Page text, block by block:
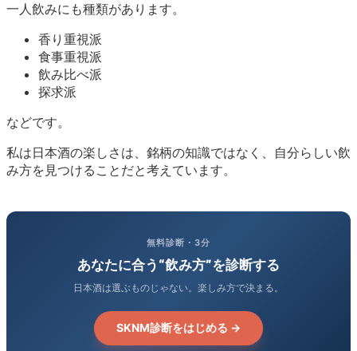
一人飲みにも種類があります。
香り重視派
食事重視派
飲み比べ派
探求派
などです。
私は日本酒の楽しさは、銘柄の知識ではなく、自分らしい飲
み方を見つけることだと考えています。
無料診断・3分
あなたに合う“飲み方”を診断する
日本酒は選ぶものじゃない。楽しみ方で決まる。
SKNM診断をはじめる →